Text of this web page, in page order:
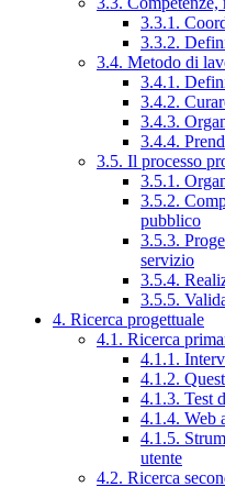
3.3.1.
3.3.2.
3.4. Metodo di
3.4.1.
3.4.2.
3.4.3.
3.4.4.
3.5. Il processo
3.5.1.
3.5.2.
pubblico
3.5.3.
servizio
3.5.4.
3.5.5.
4. Ricerca progettuale
4.1. Ricerca
4.1.1.
4.1.2.
4.1.3. Test
4.1.4. Web
4.1.5.
utente
4.2. Ricerca